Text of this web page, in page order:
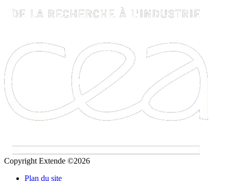
Copyright Extende ©2026
Plan du site